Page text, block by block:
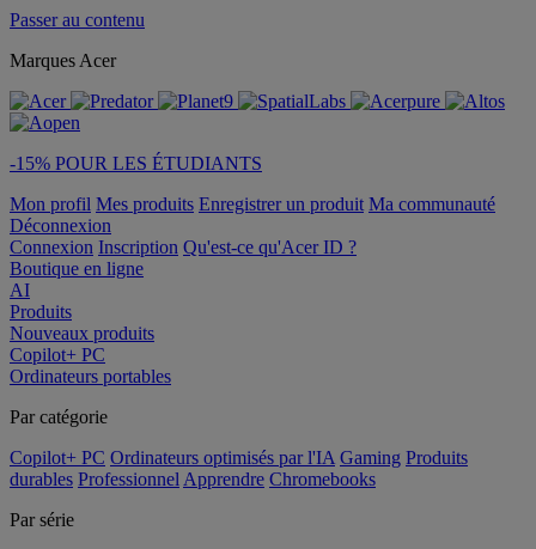
Passer au contenu
Marques Acer
-15% POUR LES ÉTUDIANTS
Mon profil Mes produits Enregistrer un produit Ma communauté
Déconnexion
Connexion Inscription Qu'est-ce qu'Acer ID ?
Boutique en ligne
AI
Produits
Nouveaux produits
Copilot+ PC
Ordinateurs portables
Par catégorie
Copilot+ PC Ordinateurs optimisés par l'IA Gaming Produits
durables Professionnel Apprendre Chromebooks
Par série